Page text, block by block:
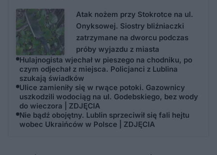
Atak nożem przy Stokrotce na ul.
Onyksowej. Siostry bliźniaczki
zatrzymane na dworcu podczas
próby wyjazdu z miasta
Hulajnogista wjechał w pieszego na chodniku, po
czym odjechał z miejsca. Policjanci z Lublina
szukają świadków
Ulice zamieniły się w rwące potoki. Gazownicy
uszkodzili wodociąg na ul. Godebskiego, bez wody
do wieczora | ZDJĘCIA
Nie bądź obojętny. Lublin sprzeciwił się fali hejtu
wobec Ukraińców w Polsce | ZDJĘCIA